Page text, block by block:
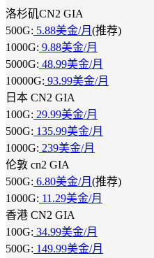
洛杉矶CN2 GIA
500G: 5.88美金/月 (推荐)
1000G: 9.88美金/月
5000G: 48.99美金/月
10000G: 93.99美金/月
日本 CN2 GIA
100G: 29.99美金/月
500G: 135.99美金/月
1000G: 239美金/月
伦敦 cn2 GIA
500G: 6.80美金/月 (推荐)
1000G: 11.29美金/月
香港 CN2 GIA
100G: 34.99美金/月
500G: 149.99美金/月